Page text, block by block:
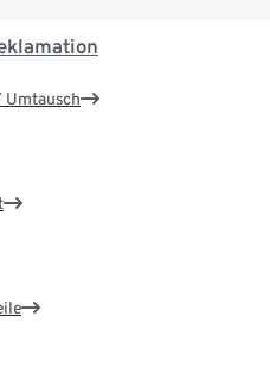
Umtausch